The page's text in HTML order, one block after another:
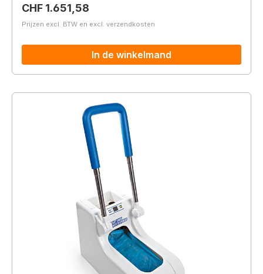
Normale prijs:
CHF 1.651,58
Prijzen excl. BTW en excl. verzendkosten
In de winkelmand